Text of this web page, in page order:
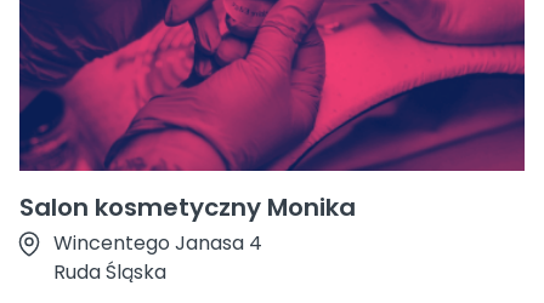
Salon kosmetyczny Monika
Wincentego Janasa 4
Ruda Śląska